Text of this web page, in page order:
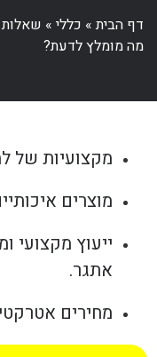
דף הבית» כללי» שאלות
מה מומלץ לדעת?
מקצועיות של
מוצרים
ייעוץ מקצועי
אתגר.
מחירים